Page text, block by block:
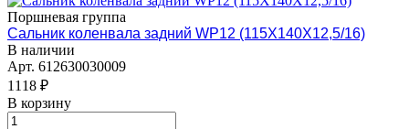
Поршневая группа
Сальник коленвала задний WP12 (115Х140Х12,5/16)
В наличии
Арт. 612630030009
1118 ₽
В корзину